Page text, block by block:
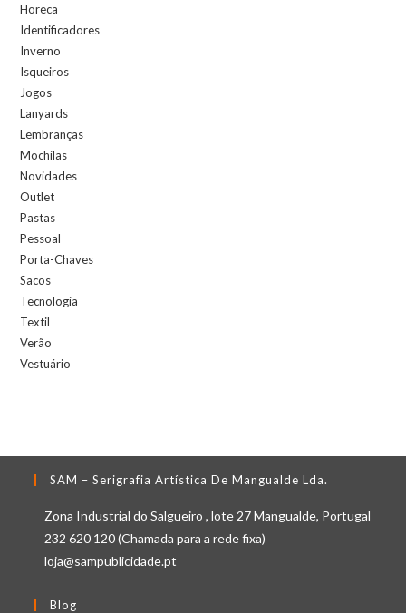
Horeca
Identificadores
Inverno
Isqueiros
Jogos
Lanyards
Lembranças
Mochilas
Novidades
Outlet
Pastas
Pessoal
Porta-Chaves
Sacos
Tecnologia
Textil
Verão
Vestuário
SAM – Serigrafia Artística De Mangualde Lda.
Zona Industrial do Salgueiro , lote 27 Mangualde, Portugal
232 620 120 (Chamada para a rede fixa)
loja@sampublicidade.pt
Blog